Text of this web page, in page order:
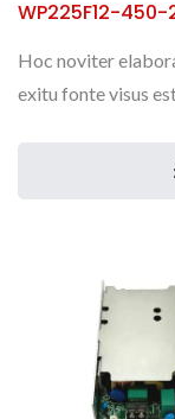
WP225F12-
Hoc noviter
exitu fonte visus